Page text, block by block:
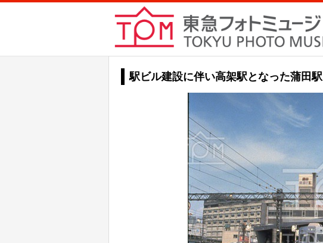
駅ビル建設に伴い高架駅となった蒲田駅